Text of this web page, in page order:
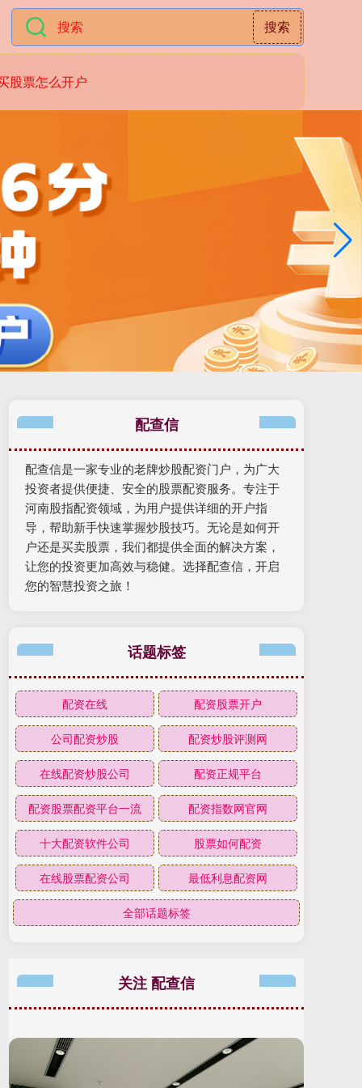
搜索
股票怎么开户
配查信
配查信是一家专业的老牌炒股配资门户，为广大
投资者提供便捷、安全的股票配资服务。专注于
河南股指配资领域，为用户提供详细的开户指
导，帮助新手快速掌握炒股技巧。无论是如何开
户还是买卖股票，我们都提供全面的解决方案，
让您的投资更加高效与稳健。选择配查信，开启
您的智慧投资之旅！
话题标签
配资在线 配资股票开户
公司配资炒股 配资炒股评测网
在线配资炒股公司 配资正规平台
配资股票配资平台一流 配资指数网官网
十大配资软件公司 股票如何配资
在线股票配资公司 最低利息配资网
全部话题标签
关注 配查信